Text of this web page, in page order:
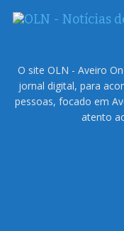
O site OLN - Aveiro
jornal digital, para
pessoas, focado em
atento